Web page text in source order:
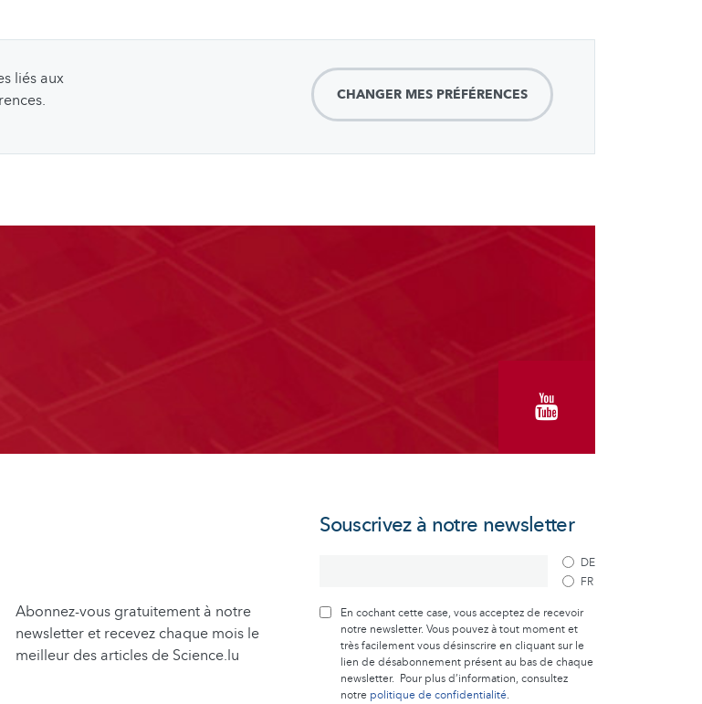
liés aux
CHANGER MES PRÉFÉRENCES
Abonnez-vous gratuitement à notre
newsletter et recevez chaque mois le
meilleur des articles de Science.lu
Souscrivez à notre newsletter
DE
FR
En cochant cette case, vous acceptez de recevoir
notre newsletter. Vous pouvez à tout moment et
très facilement vous désinscrire en cliquant sur le
lien de désabonnement présent au bas de chaque
newsletter. Pour plus d’information, consultez
notre politique de confidentialité.